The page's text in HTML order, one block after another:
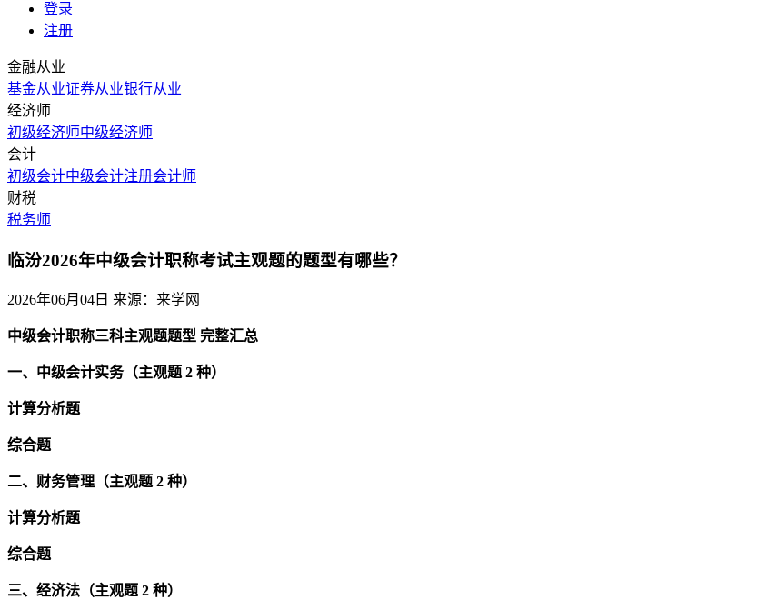
登录
注册
金融从业
基金从业证券从业银行从业
经济师
初级经济师中级经济师
会计
初级会计中级会计注册会计师
财税
税务师
临汾2026年中级会计职称考试主观题的题型有哪些？
2026年06月04日 来源：来学网
中级会计职称三科主观题题型 完整汇总
一、中级会计实务（主观题 2 种）
计算分析题
综合题
二、财务管理（主观题 2 种）
计算分析题
综合题
三、经济法（主观题 2 种）